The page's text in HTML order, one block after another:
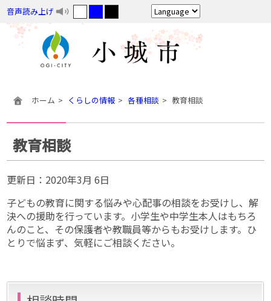
音声読み上げ
ホーム くらしの情報 各種相談 教育相談
教育相談
更新日： 2020年3月 6日
子どもの教育に関する悩みや心配事の相談をお受けし、解
決への援助を行っています。小学生や中学生本人はもちろ
んのこと、その保護者や教職員等からもお受けします。ひ
とりで悩まず、気軽にご相談ください。